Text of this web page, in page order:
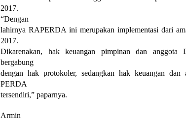
2017.
“Dengan
lahirnya RAPERDA ini merupakan implementasi dari
2017.
Dikarenakan, hak keuangan pimpinan dan anggota
bergabung
dengan hak protokoler, sedangkan hak keuangan dan
PERDA
tersendiri,” paparnya.
Armin